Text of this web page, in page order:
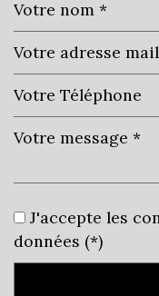
Collège
J'accepte les
données (*)